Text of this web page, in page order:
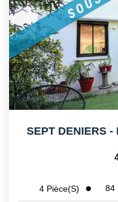
SEPT DENIERS -
4 Pièce(s) 84